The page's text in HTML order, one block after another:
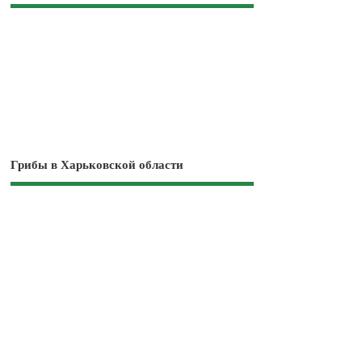
Грибы в Харьковской области